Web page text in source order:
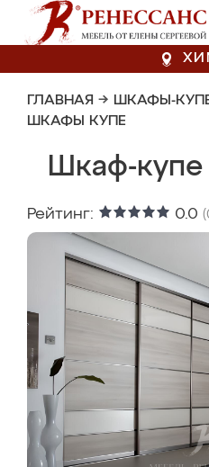
ГЛАВНАЯ → ШКАФЫ-
ШКАФЫ КУПЕ
Шкаф-
Рейтинг: 0.0 (